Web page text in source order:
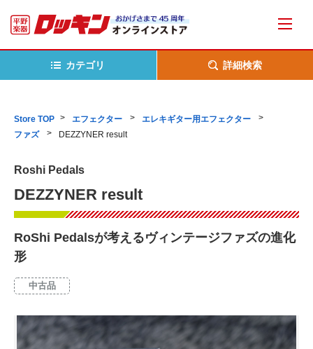
カテゴリ 詳細検索
Store TOP エフェクター
エレキギター用エフェクター
ファズ
DEZZYNER result
Roshi Pedals
DEZZYNER result
RoShi Pedalsが考えるヴィンテージファズの進化
形
中古品